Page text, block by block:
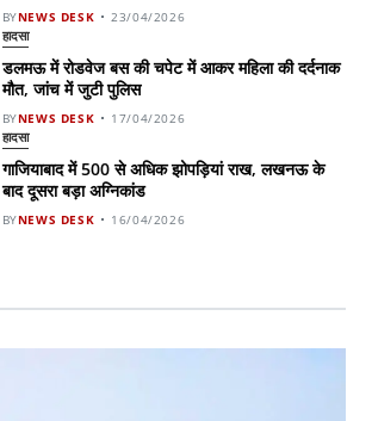
BYNEWS DESK 23/04/2026
हादसा
डलमऊ में रोडवेज बस की चपेट में आकर महिला की दर्दनाक
मौत, जांच में जुटी पुलिस
BYNEWS DESK 17/04/2026
हादसा
गाजियाबाद में 500 से अधिक झोपड़ियां राख, लखनऊ के
बाद दूसरा बड़ा अग्निकांड
BYNEWS DESK 16/04/2026